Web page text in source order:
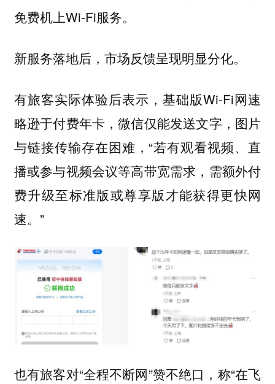
免费机上Wi-Fi服务。
新服务落地后，市场反馈呈现明显分化。
有旅客实际体验后表示，基础版Wi-Fi网速
略逊于付费年卡，微信仅能发送文字，图片
与链接传输存在困难，“若有观看视频、直
播或参与视频会议等高带宽需求，需额外付
费升级至标准版或尊享版才能获得更快网
速。”
也有旅客对“全程不断网”赞不绝口，称“在飞